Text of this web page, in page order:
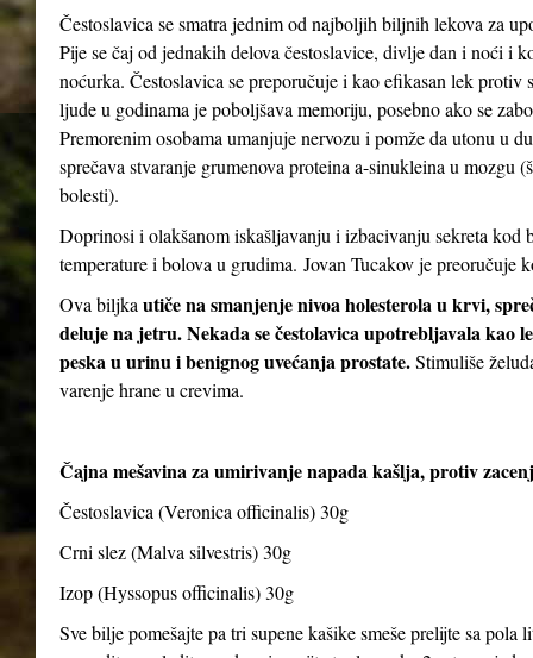
Čestoslavica se smatra jednim od najboljih biljnih lekova za
Pije se čaj od jednakih delova čestoslavice, divlje dan i noći i
noćurka. Čestoslavica se preporučuje i kao efikasan lek
ljude u godinama je poboljšava memoriju, posebno ako se
Premorenim osobama umanjuje nervozu i pomže da utonu u
sprečava stvaranje grumenova proteina a-sinukleina u mozgu
bolesti).
Doprinosi i olakšanom iskašljavanju i izbacivanju sekreta kod
temperature i bolova u grudima. Jovan Tucakov je preoručuje
Ova biljka utiče na smanjenje nivoa holesterola u krvi,
deluje na jetru. Nekada se čestolavica upotrebljavala kao
peska u urinu i benignog uvećanja prostate.Stimuliše
varenje hrane u crevima.
Čajna mešavina za umirivanje napada kašlja, protiv
Čestoslavica (Veronica officinalis) 30g
Crni slez (Malva silvestris) 30g
Izop (Hyssopus officinalis) 30g
Sve bilje pomešajte pa tri supene kašike smeše prelijte sa